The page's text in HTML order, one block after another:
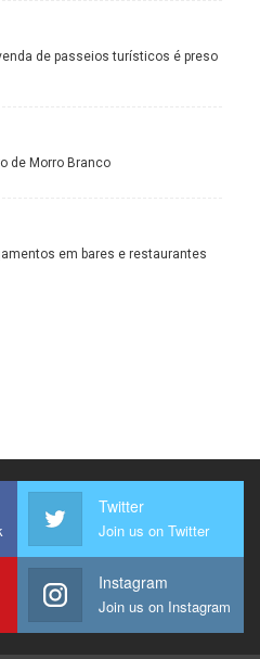
de passeios turísticos é preso
de Morro Branco
em bares e restaurantes
Twitter
Join us on Twitter
Instagram
Join us on Instagram